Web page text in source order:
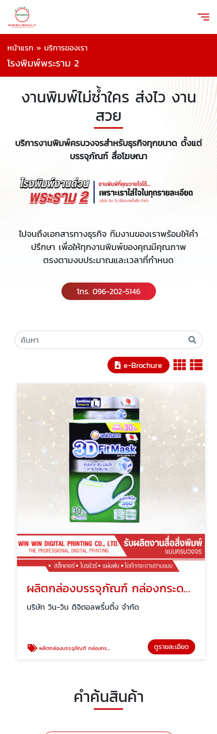
หน้าแรก » บริการของเรา
โรงพิมพ์พระราม 2
งานพิมพ์ไม่ซ้ำใคร ส่งไว งาน
สวย
บริการงานพิมพ์ครบวงจรสำหรับธุรกิจทุกขนาด ตั้งแต่
บรรจุภัณฑ์ สื่อโฆษณา
ไปจนถึงเอกสารทางธุรกิจ ทีมงานของเราพร้อมให้คำ
ปรึกษา เพื่อให้ทุกงานพิมพ์ของคุณมีคุณภาพ
ตรงตามงบประมาณและเวลาที่กำหนด
โทร. 096-202-5146
e-Brochure
ผลิตกล่องบรรจุภัณฑ์ กล่องกระดาษ แพ็คเกจจิ้ง
บริษัท วิน-วิน ดิจิตอลพริ้นติ้ง จำกัด
ผลิตกล่องบรรจุภัณฑ์ กล่องกระดาษ แพ็คเกจจิ้ง ดูรายละเอียด
คำค้นสินค้า